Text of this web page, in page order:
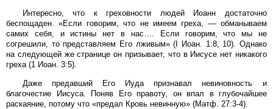
Интересно, что к греховности людей Иоанн достаточно
беспощаден. «Если говорим, что не имеем греха, — обманываем
самих себя, и истины нет в нас…. Если говорим, что мы не
согрешили, то представляем Его лживым» (I Иоан. 1:8, 10). Однако
на следующей же странице он призывает, что в Иисусе нет никакого
греха (1 Иоан. 3:5).
Даже предавший Его Иуда признавал невиновность и
благочестие Иисуса. Поняв Его правоту, он впал в глубочайшее
раскаяние, потому что «предал Кровь невинную» (Матф. 27:3-4).